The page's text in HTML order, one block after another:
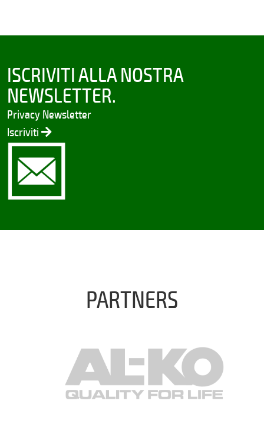
ISCRIVITI ALLA NOSTRA
NEWSLETTER.
Privacy Newsletter
Iscriviti
PARTNERS